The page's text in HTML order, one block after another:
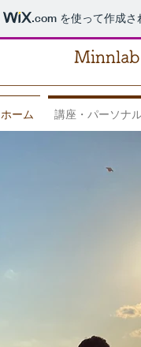
.com を使って作成
ホーム 講座・パーソナ